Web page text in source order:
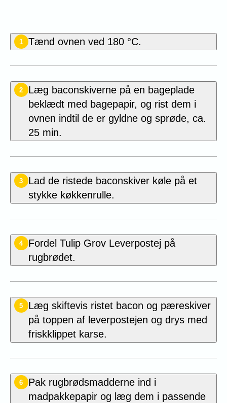
1 Tænd ovnen ved 180 °C.
2 Læg baconskiverne på en bageplade
beklædt med bagepapir, og rist dem i
ovnen indtil de er gyldne og sprøde, ca.
25 min.
3
Lad de ristede baconskiver køle på et
stykke køkkenrulle.
4
Fordel Tulip Grov Leverpostej på
rugbrødet.
5
Læg skiftevis ristet bacon og pæreskiver
på toppen af leverpostejen og drys med
friskklippet karse.
6
Pak rugbrødsmadderne ind i
madpakkepapir og læg dem i passende